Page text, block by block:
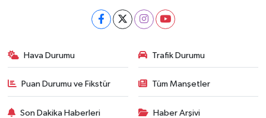
Hava Durumu Trafik Durumu
Puan Durumu ve Fikstür Tüm Manşetler
Son Dakika Haberleri Haber Arşivi